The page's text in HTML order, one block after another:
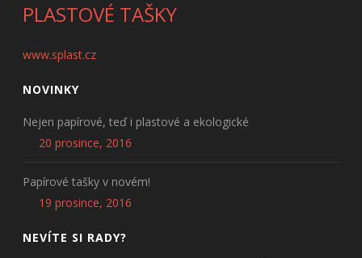
PLASTOVÉ TAŠKY
www.splast.cz
NOVINKY
Nejen papírové, teď i plastové a ekologické
20 prosince, 2016
Papírové tašky v novém!
19 prosince, 2016
NEVÍTE SI RADY?